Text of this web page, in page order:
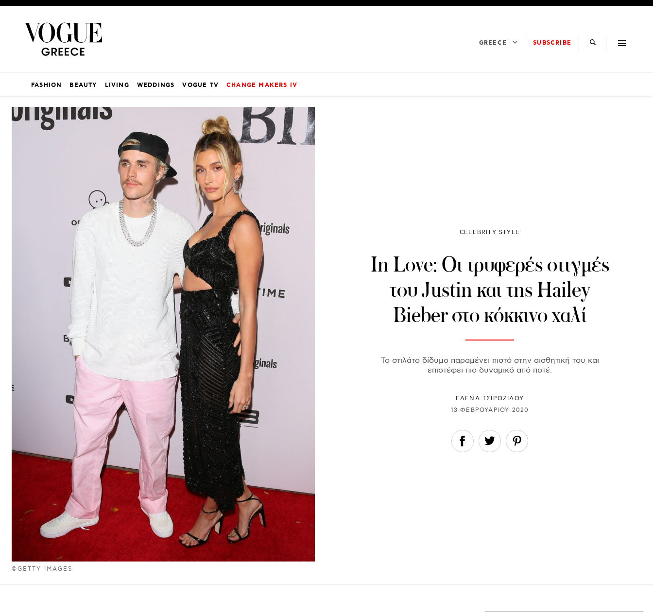
GREECE SUBSCRIBE
FASHION BEAUTY LIVING WEDDINGS VOGUE TV CHANGE MAKERS IV
©GETTY IMAGES
CELEBRITY STYLE
In Love: Οι τρυφερές στιγμές
του Justin και της Hailey
Bieber στο κόκκινο χαλί
Το στιλάτο δίδυμο παραμένει πιστό στην αισθητική του και
επιστέφει πιο δυναμικό από ποτέ.
ΈΛΕΝΑ ΤΣΙΡΟΖΊΔΟΥ
13 ΦΕΒΡΟΥΑΡΊΟΥ 2020